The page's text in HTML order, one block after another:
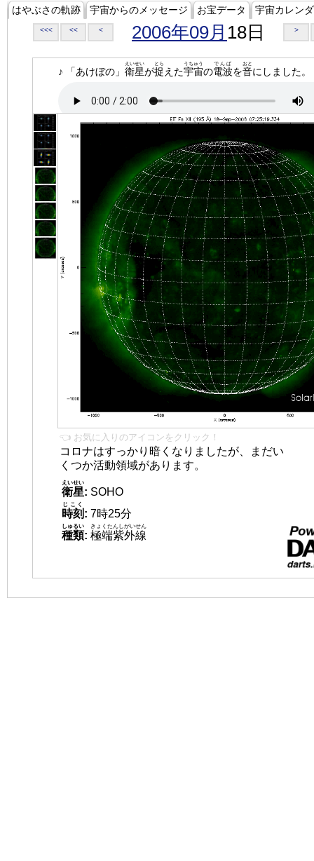
はやぶさの軌跡 宇宙からのメッセージ お宝データ 宇宙カレン
<<< << < 2006年09月 18日 >
♪ 「あけぼの」 衛星
えいせい
が捉
とら
えた宇宙
うちゅう
の電波
でんぱ
を音
おと
にしました。
👈 お気に入りのアイコンをクリック！
コロナはすっかり暗くなりましたが、まだい
くつか活動領域があります。
衛星
えいせい
: SOHO
時刻
じこく
: 7時25分
種類
しゅるい
: 極端紫外線
きょくたんしがいせん